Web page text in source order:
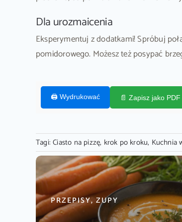
Dla urozmaicenia
Eksperymentuj z dodatkami! Spróbuj
pomidorowego. Możesz też posypać
🖨️ Wydrukować 📄 Zapisz jako PDF
Tagi:Ciasto na pizzę, krok po kroku, Kuchnia
PRZEPISY, ZUPY